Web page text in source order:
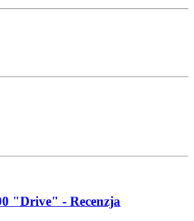
"Drive" - Recenzja